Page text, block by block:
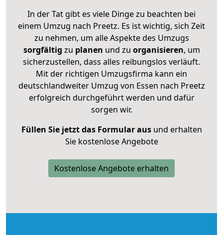
In der Tat gibt es viele Dinge zu beachten bei
einem Umzug nach Preetz. Es ist wichtig, sich Zeit
zu nehmen, um alle Aspekte des Umzugs
sorgfältig zu planen und zu organisieren, um
sicherzustellen, dass alles reibungslos verläuft.
Mit der richtigen Umzugsfirma kann ein
deutschlandweiter Umzug von Essen nach Preetz
erfolgreich durchgeführt werden und dafür
sorgen wir.
Füllen Sie jetzt das Formular ausund erhalten
Sie kostenlose Angebote
Kostenlose Angebote erhalten